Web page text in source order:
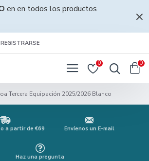
en en todos los productos
REGISTRARSE
0 0
Tercera Equipación 2025/2026 Blanco
a partir de €69 Envíenos un E-mail
Haz una pregunta